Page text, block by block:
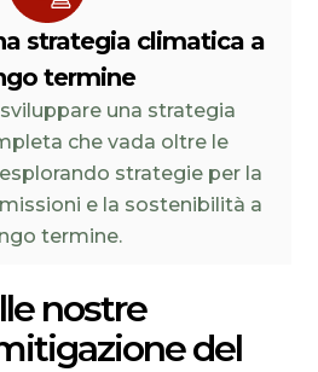
strategia climatica a
termine
una strategia
che vada oltre le
strategie per la
e la sostenibilità a
termine.
nostre
del